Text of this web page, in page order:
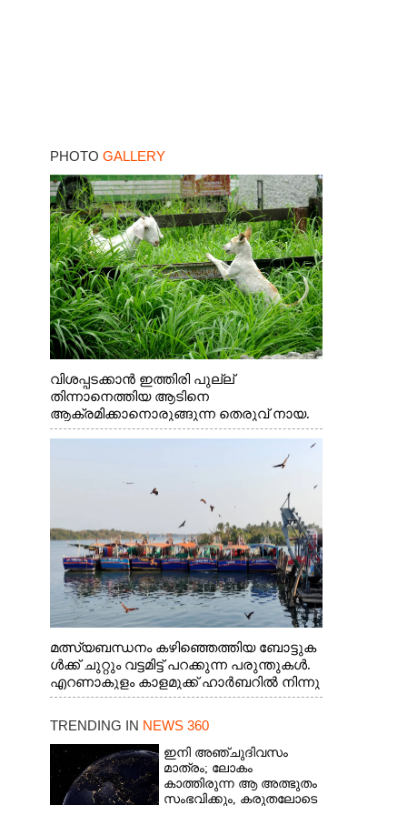
PHOTO GALLERY
വിശപ്പടക്കാൻ ഇത്തിരി പുല്ല്
തിന്നാനെത്തിയ ആടിനെ
ആക്രമിക്കാനൊരുങ്ങുന്ന തെരുവ് നായ.
എറണാകുളം വാത്തുരുത്തിയിൽ നിന്നുള്ള
മത്സ്യബന്ധനം കഴിഞ്ഞെത്തിയ ബോട്ടുക
ൾക്ക് ചുറ്റും വട്ടമിട്ട് പറക്കുന്ന പരുന്തുകൾ.
എറണാകുളം കാളമുക്ക് ഹാർബറിൽ നിന്നു
ള്ള കാഴ്ച
TRENDING IN NEWS 360
ഇനി അഞ്ചുദിവസം
മാത്രം; ലോകം
കാത്തിരുന്ന ആ അത്ഭുതം
സംഭവിക്കും, കരുതലോടെ